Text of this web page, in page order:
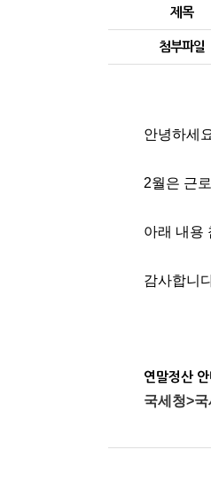
제목
첨부파일
안녕하세
2월은 근
아래 내용
감사합니
연말정산
국세청>